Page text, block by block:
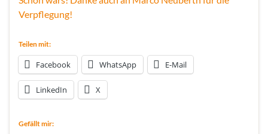
Verpflegung!
Teilen mit:
Facebook WhatsApp E-Mail
LinkedIn X
Gefällt mir: